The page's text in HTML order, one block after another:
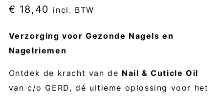
€ 18,40 incl. BTW
Verzorging voor Gezonde Nagels en
Nagelriemen
Ontdek de kracht van de Nail & Cuticle Oil
van c/o GERD, dé ultieme oplossing voor het